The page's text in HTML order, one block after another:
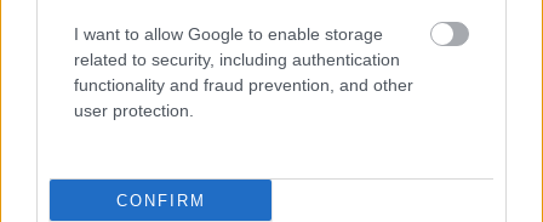
I want to allow Google to enable storage
related to security, including authentication
functionality and fraud prevention, and other
user protection.
CONFIRM
Látványos építési szakasz indult be a
Flórián téri felüljárón
mérföldköve a felülvizsgálat
árnyékában?